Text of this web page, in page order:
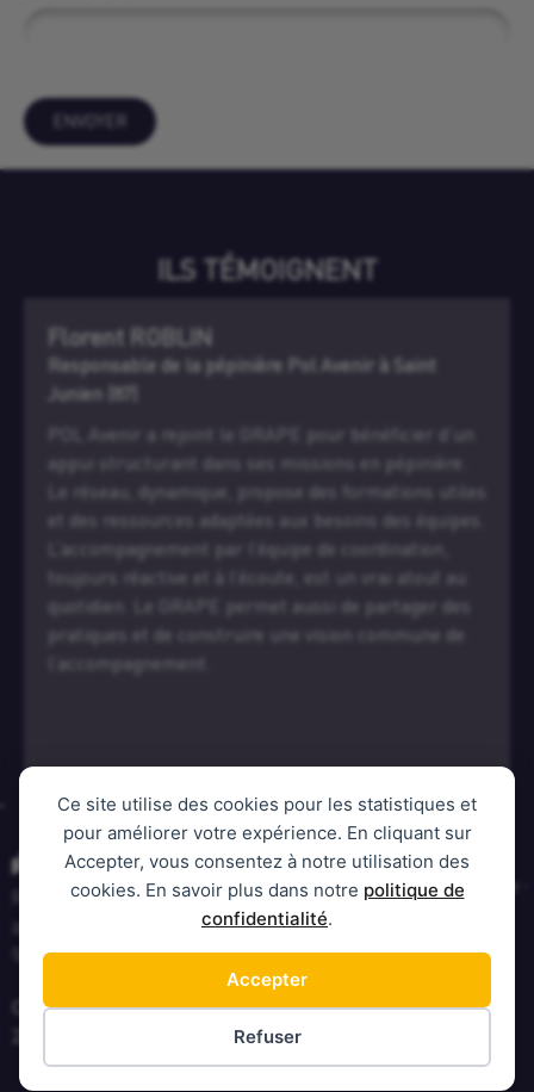
Ce site utilise des cookies pour les statistiques et
pour améliorer votre expérience. En cliquant sur
Accepter, vous consentez à notre utilisation des
cookies. En savoir plus dans notre politique de
confidentialité.
Accepter
Refuser
ENVOYER
ILS TÉMOIGNENT
Samuel LARIGALDIE
Gérant MECACONCEPT 47
J’ai rejoint la pépinière Agrinove en octobre 2019,
quelques mois après le lancement de
MécaConcept47. Je cherchais un lieu professionnel
pour accueillir mes clients et structurer mon
activité. La pépinière m’a offert un cadre stimulant,
des échanges enrichissants et un vrai soutien au
quotidien. L’équipe est disponible et à l’écoute, ce
qui m’a aidé à franchir plusieurs étapes clés.
Aujourd’hui en “hôtel d’entreprises”, je recommande
vivement cet accompagnement aux créateurs.
Notre adresse
Retrouvez-nous à notre
adresse :
9 Juin 1944 19000 TULLE
Contact
Aurélie CLERC - Coordinatrice -
Tel : 07 77 91 97 08
Copyright
Mentions
Politique de protection des
données